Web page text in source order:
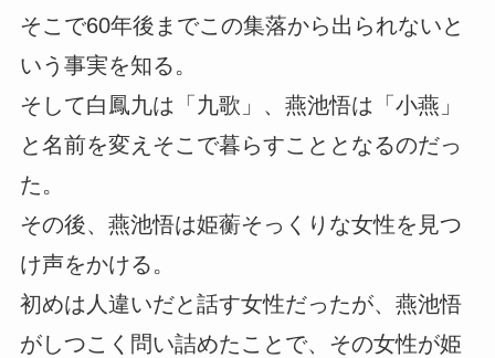
そこで60年後までこの集落から出られないと
いう事実を知る。
そして白鳳九は「九歌」、燕池悟は「小燕」
と名前を変えそこで暮らすこととなるのだっ
た。
その後、燕池悟は姫蘅そっくりな女性を見つ
け声をかける。
初めは人違いだと話す女性だったが、燕池悟
がしつこく問い詰めたことで、その女性が姫